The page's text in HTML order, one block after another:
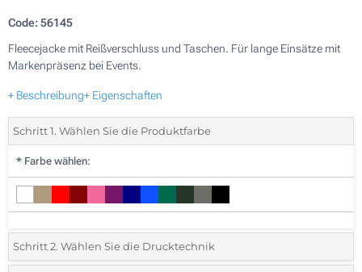
Code:56145
Fleecejacke mit Reißverschluss und Taschen. Für lange Einsätze mit
Markenpräsenz bei Events.
+ Beschreibung+ Eigenschaften
Schritt 1. Wählen Sie die Produktfarbe
* Farbe wählen:
Schritt 2. Wählen Sie die Drucktechnik